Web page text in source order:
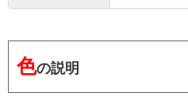
色の説明